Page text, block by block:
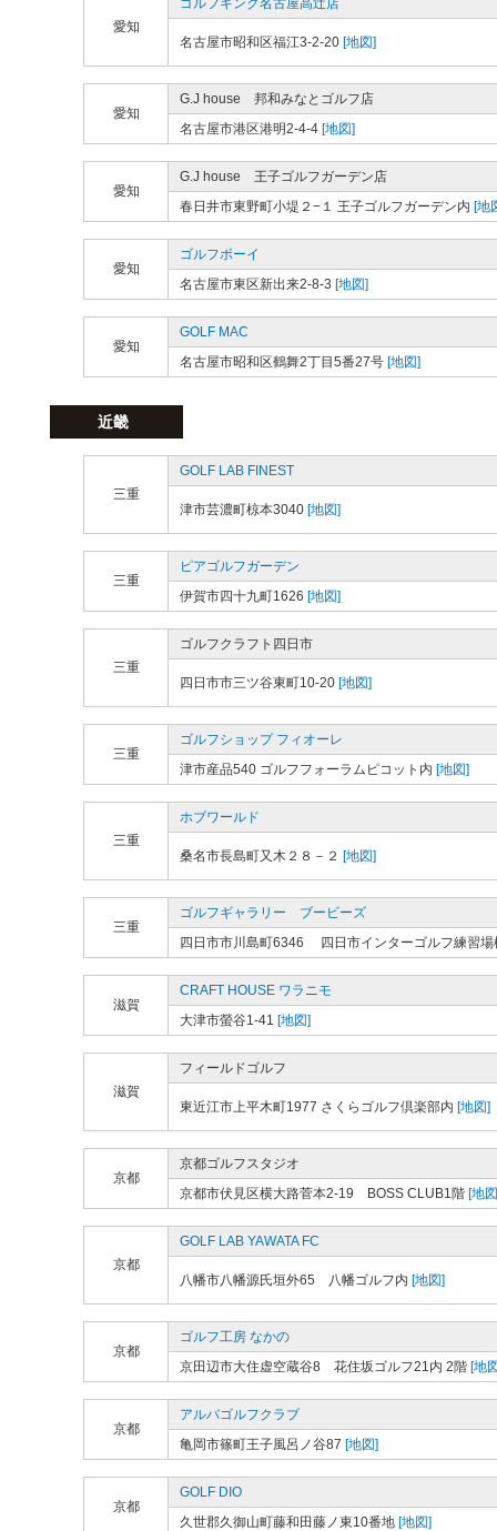
愛知
ゴルフキング名古屋高辻店
名古屋市昭和区福江3-2-20 [地図]
愛知
G.J house 邦和みなとゴルフ店
名古屋市港区港明2-4-4 [地図]
愛知
G.J house 王子ゴルフガーデン店
春日井市東野町小堤２−１ 王子ゴルフガーデン内 [地
愛知
ゴルフボーイ
名古屋市東区新出来2-8-3 [地図]
愛知
GOLF MAC
名古屋市昭和区鶴舞2丁目5番27号 [地図]
近畿
三重
GOLF LAB FINEST
津市芸濃町椋本3040 [地図]
三重
ピアゴルフガーデン
伊賀市四十九町1626 [地図]
三重
ゴルフクラフト四日市
四日市市三ツ谷東町10-20 [地図]
三重
ゴルフショップ フィオーレ
津市産品540 ゴルフフォーラムピコット内 [地図]
三重
ホブワールド
桑名市長島町又木２８－２ [地図]
三重
ゴルフギャラリー ブービーズ
四日市市川島町6346 四日市インターゴルフ練習場
滋賀
CRAFT HOUSE ワラニモ
大津市螢谷1-41 [地図]
滋賀
フィールドゴルフ
東近江市上平木町1977 さくらゴルフ倶楽部内 [地図]
京都
京都ゴルフスタジオ
京都市伏見区横大路菅本2-19 BOSS CLUB1階 [地
京都
GOLF LAB YAWATA FC
八幡市八幡源氏垣外65 八幡ゴルフ内 [地図]
京都
ゴルフ工房 なかの
京田辺市大住虚空蔵谷8 花住坂ゴルフ21内 2階 [地
京都
アルバゴルフクラブ
亀岡市篠町王子風呂ノ谷87 [地図]
京都
GOLF DIO
久世郡久御山町藤和田藤ノ東10番地 [地図]